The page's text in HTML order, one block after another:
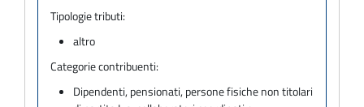
Tipologie tributi:
altro
Categorie contribuenti:
Dipendenti, pensionati, persone fisiche non titolari